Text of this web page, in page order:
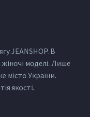
JEANSHOP. В
моделі. Лише
місто України.
якості.